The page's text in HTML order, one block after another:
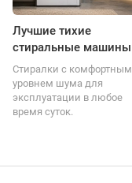
Лучшие тихие
стиральные машины
Стиралки с комфортным
уровнем шума для
эксплуатации в любое
время суток.